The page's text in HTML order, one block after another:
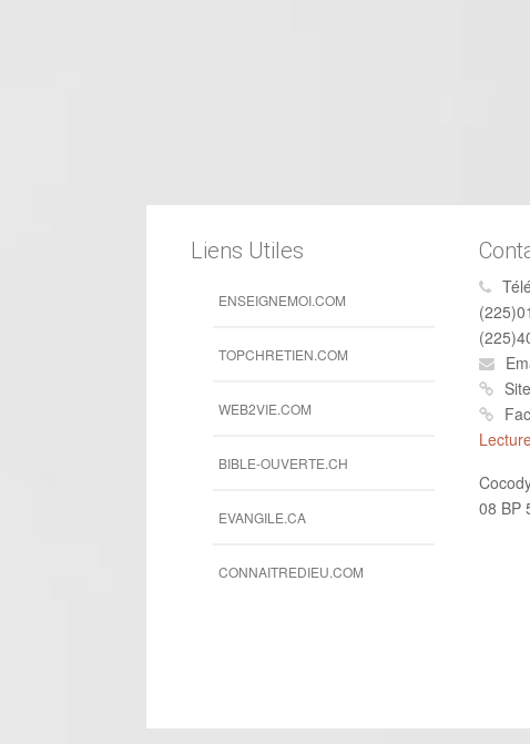
Liens Utiles
ENSEIGNEMOI.COM
TOPCHRETIEN.COM
WEB2VIE.COM
BIBLE-OUVERTE.CH
EVANGILE.CA
CONNAITREDIEU.COM
08 BP